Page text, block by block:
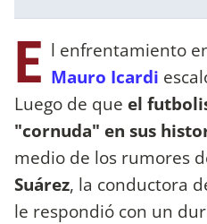
E l enfrentamiento
Mauro Icardi
Luego de que el
"cornuda" en sus
medio de los rumores
Suárez, la conductora
le respondió con un